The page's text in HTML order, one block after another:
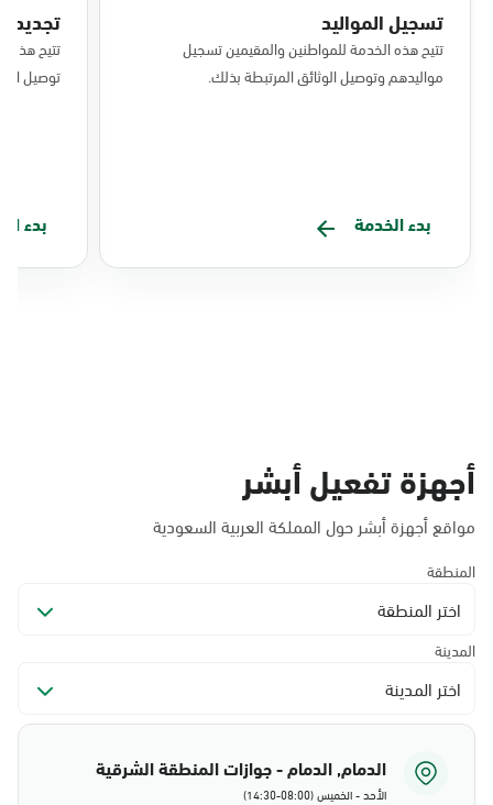
تسجيل المواليد
تتيح هذه الخدمة للمواطنين والمقيمين تسجيل
مواليدهم وتوصيل الوثائق المرتبطة بذلك.
بدء الخدمة
تجديد
تتيح هذه
توصيل
بدء
أجهزة تفعيل أبشر
مواقع أجهزة أبشر حول المملكة العربية السعودية
المنطقة
اختر المنطقة
المدينة
اختر المدينة
الدمام, الدمام - جوازات المنطقة الشرقية
الأحد - الخميس (08:00-14:30)